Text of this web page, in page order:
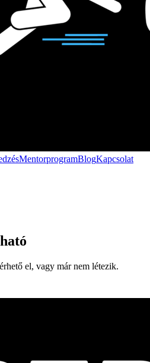
MentorprogramBlogKapcsolat
el, vagy már nem létezik.